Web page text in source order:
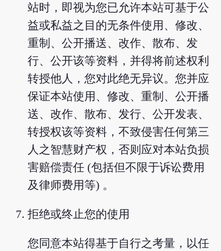
站时，即视为您已允许本站可基于公
益或私益之目的无条件使用、修改、
重制、公开播送、改作、散布、发
行、公开该等资料，并得将前述权利
转授他人，您对此绝无异议。您并应
保证本站使用、修改、重制、公开播
送、改作、散布、发行、公开发表、
转授权该等资料，不致侵害任何第三
人之智慧财产权，否则应对本站负损
害赔偿责任 (包括但不限于诉讼费用
及律师费用等) 。
拒绝或终止您的使用
您同意本站得基于自行之考量，以任